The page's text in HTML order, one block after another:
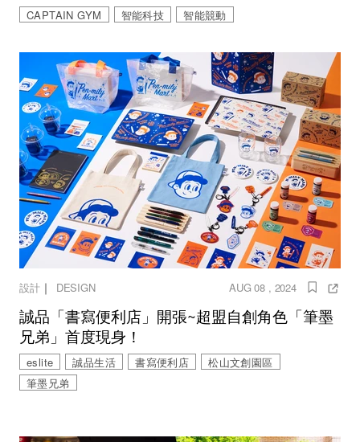
CAPTAIN GYM 智能科技 智能競動
設計｜ DESIGN AUG 08 , 2024
誠品「書寫便利店」開張~超盟自創角色「筆墨
兄弟」首度現身！
eslite 誠品生活 書寫便利店
松山文創園區
筆墨兄弟